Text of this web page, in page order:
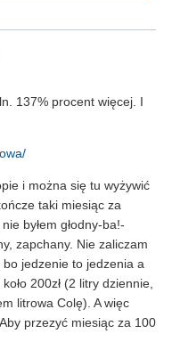
137% procent więcej. I
i można się tu wyżywić
taki miesiąc za
byłem głodny-ba!-
zapchany. Nie zaliczam
jedzenie to jedzenia a
200zł (2 litry dziennie,
litrowa Colę). A więc
przezyć miesiąc za 100